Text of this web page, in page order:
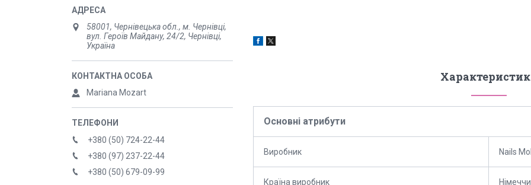
Основні атрибути
Виробник Nails
Країна виробник
58001, Чернівецька обл., м. Чернівці,
вул. Героїв Майдану, 24/2, Чернівці,
Україна
Mariana Mozart
+380 (50) 724-22-44
+380 (97) 237-22-44
+380 (50) 679-09-99